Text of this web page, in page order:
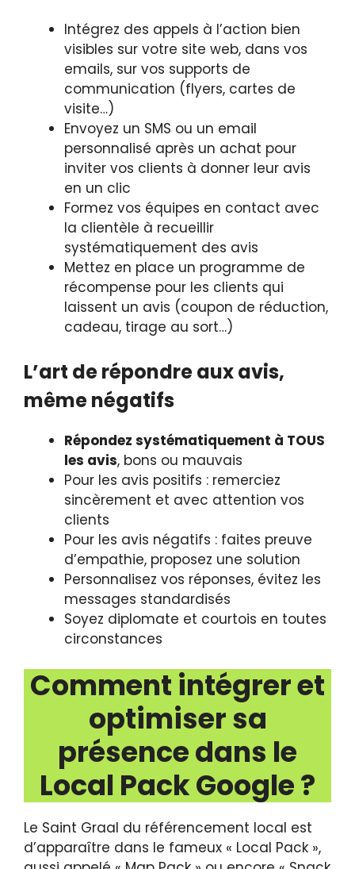
Intégrez des appels à l’action bien
visibles sur votre site web, dans vos
emails, sur vos supports de
communication (flyers, cartes de
visite…)
Envoyez un SMS ou un email
personnalisé après un achat pour
inviter vos clients à donner leur avis
en un clic
Formez vos équipes en contact avec
la clientèle à recueillir
systématiquement des avis
Mettez en place un programme de
récompense pour les clients qui
laissent un avis (coupon de réduction,
cadeau, tirage au sort…)
L’art de répondre aux avis,
même négatifs
Répondez systématiquement à TOUS
les avis, bons ou mauvais
Pour les avis positifs : remerciez
sincèrement et avec attention vos
clients
Pour les avis négatifs : faites preuve
d’empathie, proposez une solution
Personnalisez vos réponses, évitez les
messages standardisés
Soyez diplomate et courtois en toutes
circonstances
Comment intégrer et
optimiser sa
présence dans le
Local Pack Google ?
Le Saint Graal du référencement local est
d’apparaître dans le fameux « Local Pack »,